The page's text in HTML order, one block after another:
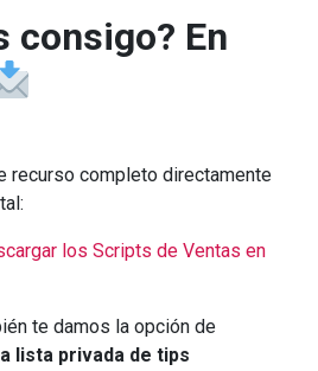
consigo? En
recurso completo directamente
los Scripts de Ventas en
te damos la opción de
lista privada de tips